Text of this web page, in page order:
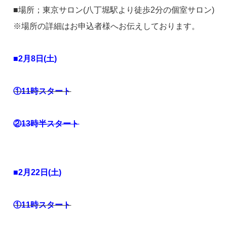
■場所；東京サロン(八丁堀駅より徒歩2分の個室サロン)
※場所の詳細はお申込者様へお伝えしております。
■2月8日(土)
①11時スタート
②13時半スタート
■2月22日(土)
①11時スタート